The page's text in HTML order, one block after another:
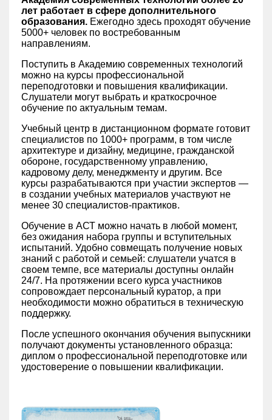
лет работает в сфере дополнительного
образования. Ежегодно здесь проходят обучение
5000+ человек по востребованным
направлениям.
Поступить в Академию современных технологий
можно на курсы профессиональной
переподготовки и повышения квалификации.
Слушатели могут выбрать и краткосрочное
обучение по актуальным темам.
Учебный центр в дистанционном формате готовит
специалистов по 1000+ программ, в том числе
архитектуре и дизайну, медицине, гражданской
обороне, государственному управлению,
кадровому делу, менеджменту и другим. Все
курсы разрабатываются при участии экспертов —
в создании учебных материалов участвуют не
менее 30 специалистов-практиков.
Обучение в АСТ можно начать в любой момент,
без ожидания набора группы и вступительных
испытаний. Удобно совмещать получение новых
знаний с работой и семьей: слушатели учатся в
своем темпе, все материалы доступны онлайн
24/7. На протяжении всего курса участников
сопровождает персональный куратор, а при
необходимости можно обратиться в техническую
поддержку.
После успешного окончания обучения выпускники
получают документы установленного образца:
диплом о профессиональной переподготовке или
удостоверение о повышении квалификации.